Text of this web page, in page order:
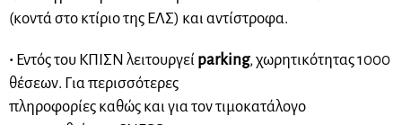
(κοντά στο κτίριο της ΕΛΣ) και αντίστροφα.
• Εντός του ΚΠΙΣΝ λειτουργεί parking, χωρητικότητας 1000
θέσεων. Για περισσότερες
πληροφορίες καθώς και για τον τιμοκατάλογο